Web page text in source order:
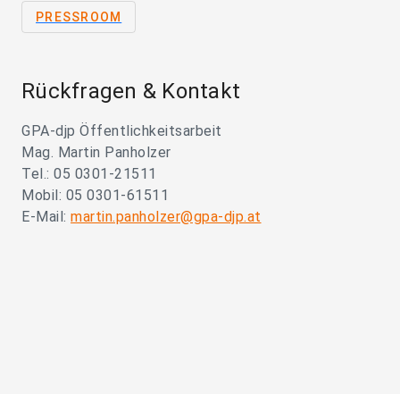
PRESSROOM
Rückfragen & Kontakt
GPA-djp Öffentlichkeitsarbeit
Mag. Martin Panholzer
Tel.: 05 0301-21511
Mobil: 05 0301-61511
E-Mail: martin.panholzer@gpa-djp.at